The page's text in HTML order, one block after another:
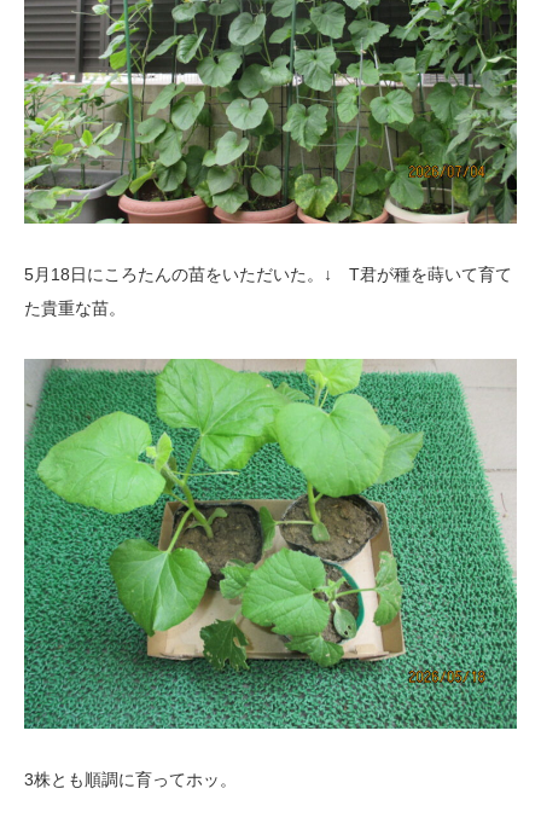
5月18日にころたんの苗をいただいた。↓ T君が種を蒔いて育て
た貴重な苗。
3株とも順調に育ってホッ。